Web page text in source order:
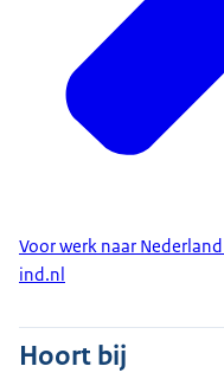
Voor werk naar
ind.nl
Hoort bij